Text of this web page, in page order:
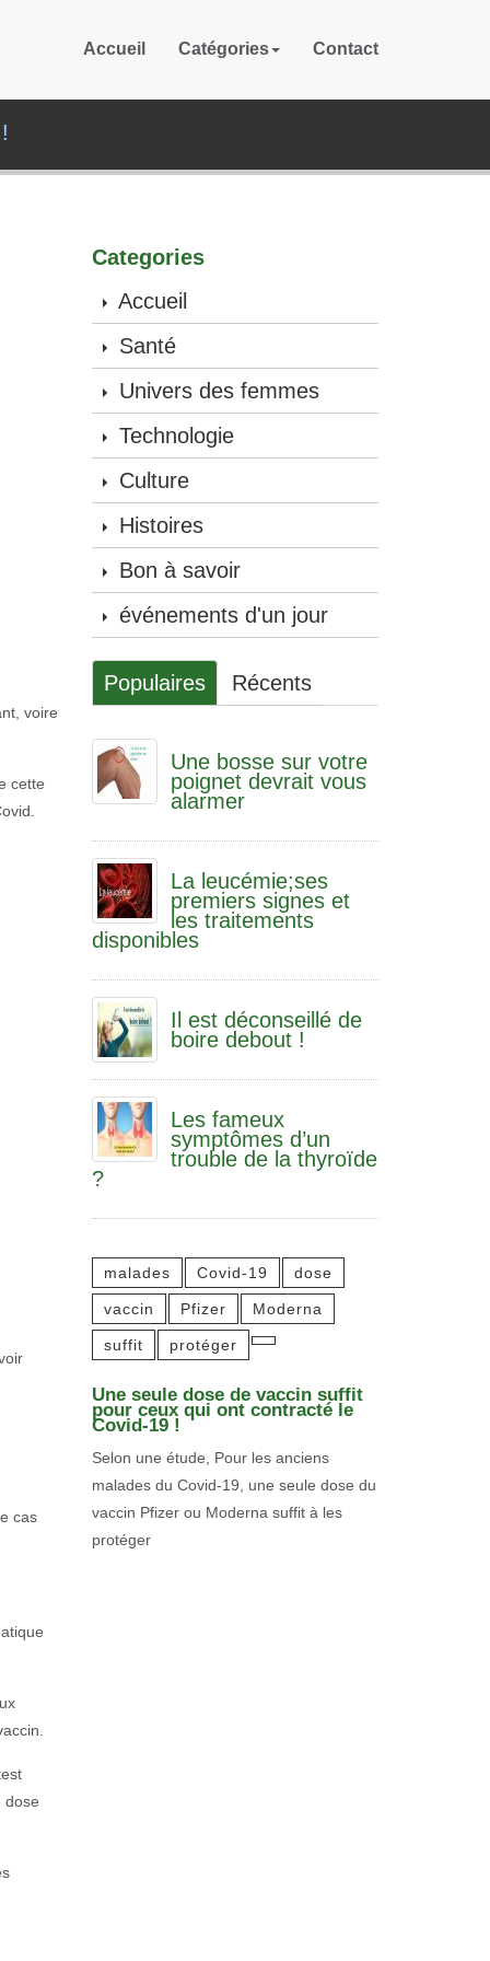
Accueil Catégories Contact
voire
cette
cas
dose
Categories
Accueil
Santé
Univers des femmes
Technologie
Culture
Histoires
Bon à savoir
événements d'un jour
Populaires Récents
Une bosse sur votre
poignet devrait vous
alarmer
La leucémie;ses
premiers signes et
les traitements
disponibles
Il est déconseillé de
boire debout !
Les fameux
symptômes d’un
trouble de la thyroïde
?
malades Covid-19 dose
vaccin Pfizer Moderna
suffit protéger
Une seule dose de vaccin suffit
pour ceux qui ont contracté le
Covid-19 !
Selon une étude, Pour les anciens
malades du Covid-19, une seule dose du
vaccin Pfizer ou Moderna suffit à les
protéger